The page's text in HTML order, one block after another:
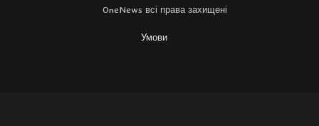
OneNews всі права захищені
Умови